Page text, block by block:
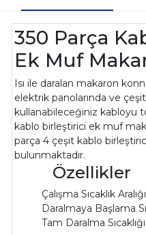
350 Parça
Ek Muf
Isı ile daralan makaron
elektrik panolarında ve
kullanabileceğiniz kabloyu
kablo birleştirici ek muf
parça 4 çeşit kablo
bulunmaktadır.
Özellikler
Çalışma Sıcaklık
Daralmaya Başlama
Tam Daralma